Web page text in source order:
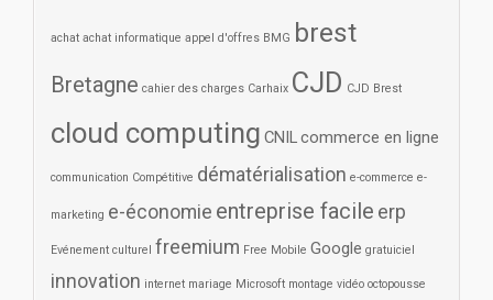
achat achat informatique appel d'offres BMG brest
Bretagne cahier des charges Carhaix CJD CJD Brest
cloud computing CNILcommerce en ligne
communication Compétitive dématérialisation e-commerce e-
marketing e-économie entreprise facile erp
Evénement culturel freemium Free Mobile Google gratuiciel
innovation internet mariage Microsoft montage vidéo octopousse